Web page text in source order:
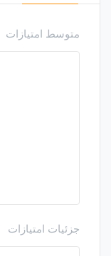
متوسط امتیازات
جزئیات امتیازات